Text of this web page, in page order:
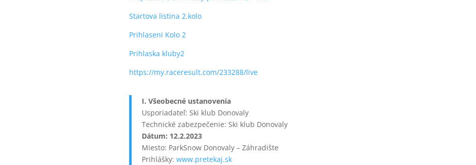
Startova listina 2.kolo
Prihlaseni Kolo 2
Prihlaska kluby2
https://my.raceresult.com/233288/live
I. Všeobecné ustanovenia
Usporiadateľ: Ski klub Donovaly
Technické zabezpečenie: Ski klub Donovaly
Dátum: 12.2.2023
Miesto: ParkSnow Donovaly – Záhradište
Prihlášky:www.pretekaj.sk